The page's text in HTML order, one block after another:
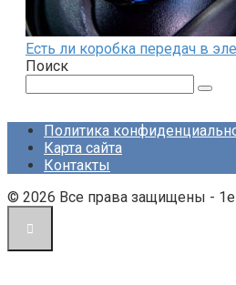
Есть ли коробка передач в
Поиск
Политика
Карта сайта
Контакты
© 2026 Все права защищены -